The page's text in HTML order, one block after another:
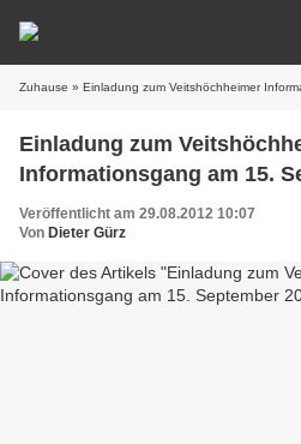
Zuhause » Einladung zum Veitshöchheimer
Einladung zum
Informationsgang am 15.
Veröffentlicht am 29.08.2012 10:07
Von Dieter Gürz